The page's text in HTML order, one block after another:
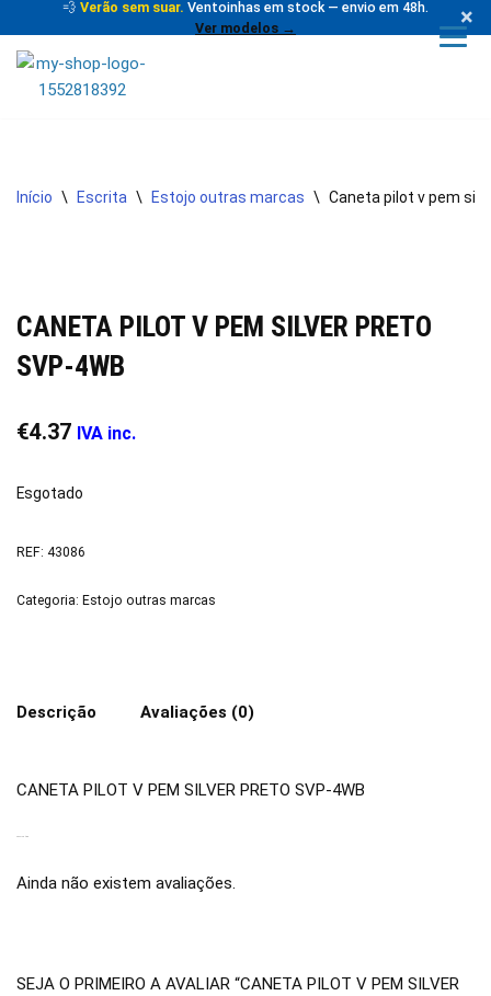
💨 Verão sem suar. Ventoinhas em stock — envio em 48h.
Ver modelos →
×
Avançar
Início \ Escrita \ Estojo outras marcas \ Caneta pilot v pem
CANETA PILOT V PEM SILVER PRETO
SVP-4WB
€4.37 IVA inc.
Esgotado
REF: 43086
Categoria: Estojo outras marcas
Descrição Avaliações (0)
CANETA PILOT V PEM SILVER PRETO SVP-4WB
Ainda não existem avaliações.
SEJA O PRIMEIRO A AVALIAR “CANETA PILOT V PEM SILVER